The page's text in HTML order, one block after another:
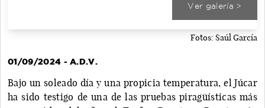
Ver galería >
Fotos: Saúl García
01/09/2024 - A.D.V.
Bajo un soleado día y una propicia temperatura, el Júcar
ha sido testigo de una de las pruebas piragüísticas más